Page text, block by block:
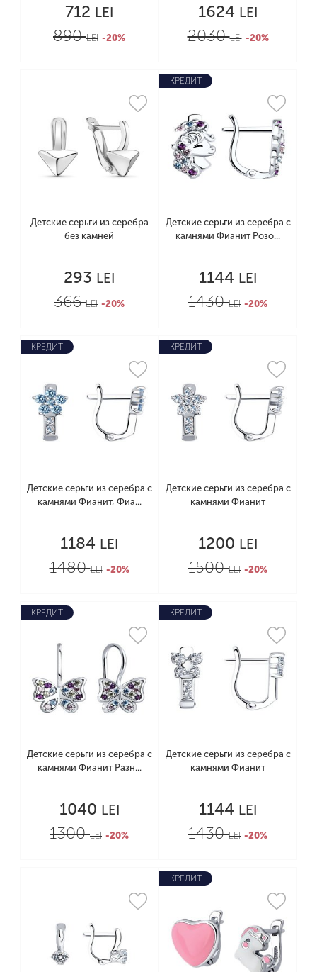
712 LEI
890LEI -20%
1624 LEI
2030LEI -20%
Детские серьги из серебра
без камней
293 LEI
366LEI -20%
КРЕДИТ
Детские серьги из серебра с
камнями Фианит Розо...
1144 LEI
1430LEI -20%
КРЕДИТ
Детские серьги из серебра с
камнями Фианит, Фиа...
1184 LEI
1480LEI -20%
КРЕДИТ
Детские серьги из серебра с
камнями Фианит
1200 LEI
1500LEI -20%
КРЕДИТ
Детские серьги из серебра с
камнями Фианит Разн...
1040 LEI
1300LEI -20%
КРЕДИТ
Детские серьги из серебра с
камнями Фианит
1144 LEI
1430LEI -20%
КРЕДИТ